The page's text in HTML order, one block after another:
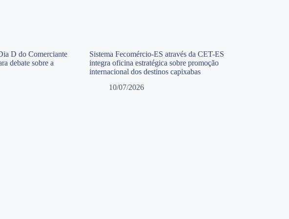
D do Comerciante
debate sobre a
Sistema Fecomércio-ES através da CET-ES
integra oficina estratégica sobre promoção
internacional dos destinos capixabas
10/07/2026